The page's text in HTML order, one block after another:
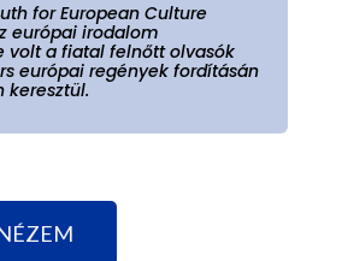
for European Culture
európai irodalom
volt a fiatal felnőtt olvasók
európai regények fordításán
keresztül.